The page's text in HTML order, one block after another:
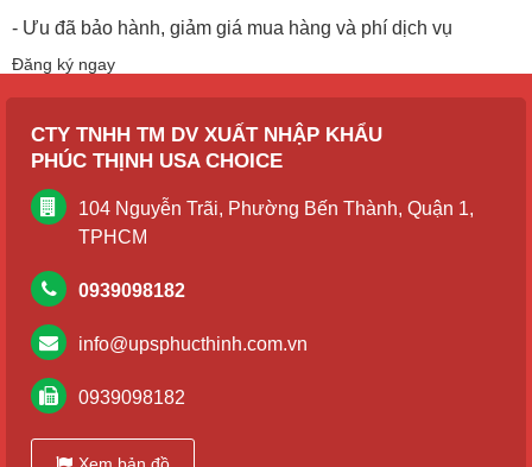
- Ưu đã bảo hành, giảm giá mua hàng và phí dịch vụ
Đăng ký ngay
CTY TNHH TM DV XUẤT NHẬP KHẨU
PHÚC THỊNH USA CHOICE
104 Nguyễn Trãi, Phường Bến Thành, Quận 1,
TPHCM
0939098182
info@upsphucthinh.com.vn
0939098182